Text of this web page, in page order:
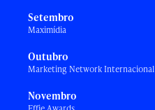
Setembro
Maximídia
Outubro
Marketing Network Internacional
Novembro